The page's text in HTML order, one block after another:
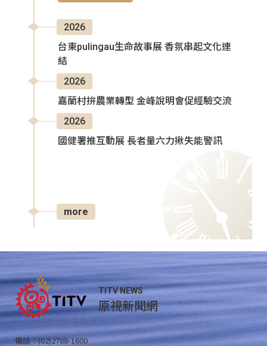
2026
台東pulingau生命故事展 香氛串起文化連
結
2026
嘉蘭村拚農業轉型 金峰說明會促經驗交流
2026
國健署推互動展 長者量六力揪失能警訊
more
TITV NEWS
原視新聞網
電話：(02)2788-1600